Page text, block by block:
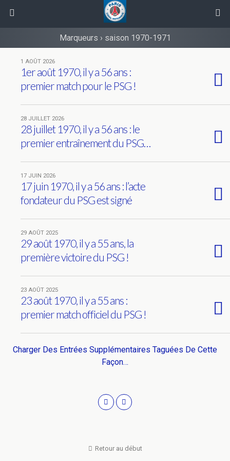
Marqueurs › saison 1970-1971
1 AOÛT 2026
1er août 1970, il y a 56 ans :
premier match pour le PSG !
28 JUILLET 2026
28 juillet 1970, il y a 56 ans : le
premier entraînement du PSG…
17 JUIN 2026
17 juin 1970, il y a 56 ans : l’acte
fondateur du PSG est signé
29 AOÛT 2025
29 août 1970, il y a 55 ans, la
première victoire du PSG !
23 AOÛT 2025
23 août 1970, il y a 55 ans :
premier match officiel du PSG !
Charger Des Entrées Supplémentaires Taguées De Cette
Façon…
Retour au début